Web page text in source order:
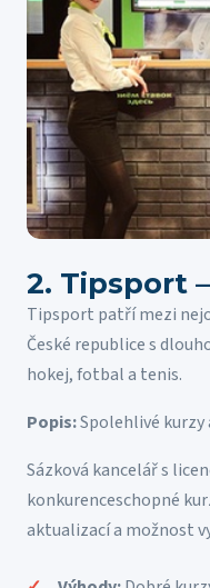
2. Tipsport
Tipsport patří mezi
České republice s
hokej, fotbal a tenis.
Popis:Spolehlivé
Sázková kancelář s
konkurenceschopné
aktualizací a možnost